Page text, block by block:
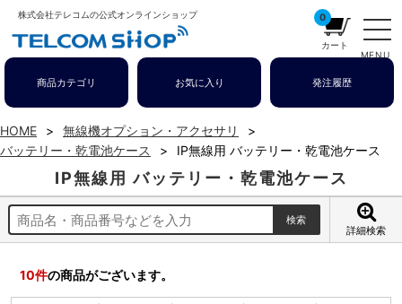
株式会社テレコムの公式オンラインショップ
MENU
0
カート
商品カテゴリ お気に入り 発注履歴
HOME
無線機オプション・アクセサリ
バッテリー・乾電池ケース
IP無線用 バッテリー・乾電池ケース
IP無線用 バッテリー・乾電池ケース
詳細検索
10件の商品がございます。